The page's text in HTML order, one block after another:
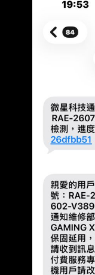
還有那麼多時
腦都有運作
螢幕線老舊
好幾版驅動
才剛漲價一
本想說微星
待 就先送
回覆日期：8